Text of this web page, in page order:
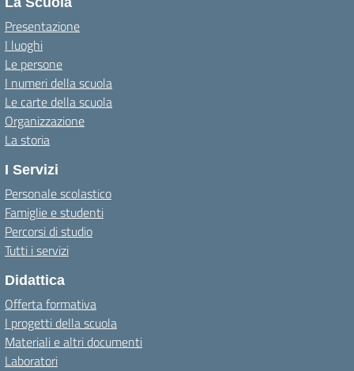
Presentazione
I luoghi
Le persone
I numeri della scuola
Le carte della scuola
Organizzazione
La storia
I Servizi
Personale scolastico
Famiglie e studenti
Percorsi di studio
Tutti i servizi
Didattica
Offerta formativa
I progetti della scuola
Materiali e altri documenti
Laboratori